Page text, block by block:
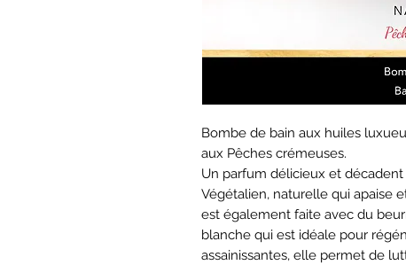
Bombe de bain aux huiles
aux Pêches crémeuses.
Un parfum délicieux et
Végétalien, naturelle qui apaise
est également faite avec du
blanche qui est idéale pour
assainissantes, elle permet de